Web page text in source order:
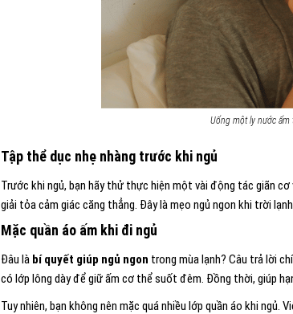
Uống một ly nước
Tập thể dục nhẹ nhàng trước khi ngủ
Trước khi ngủ, bạn hãy thử thực hiện một vài động tác giãn
giải tỏa cảm giác căng thẳng. Đây là mẹo ngủ ngon khi trời
Mặc quần áo ấm khi đi ngủ
Đâu là bí quyết giúp ngủ ngon trong mùa lạnh? Câu trả lời
có lớp lông dày để giữ ấm cơ thể suốt đêm. Đồng thời, giúp
Tuy nhiên, bạn không nên mặc quá nhiều lớp quần áo khi